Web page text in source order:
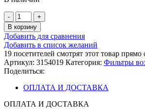
Количество
товара
Фильтрующий
элемент
Longjia
125,
175,
GRIDO,
Formula
В корзину
Добавить для сравнения
Добавить в список желаний
19 посетителей смотрят этот товар прямо
Артикул: 3154019 Категория: Фильтры
Поделиться:
ОПЛАТА И ДОСТАВКА
ОПЛАТА И ДОСТАВКА